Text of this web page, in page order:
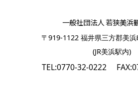
一般社団法人 若狭美浜
〒919-1122 福井県三方郡美浜
(JR美浜駅内)
TEL:0770-32-0222